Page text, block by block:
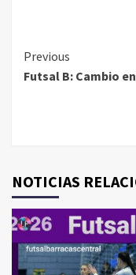
Continue
Reading
Previous
Futsal B: Cambio
NOTICIAS